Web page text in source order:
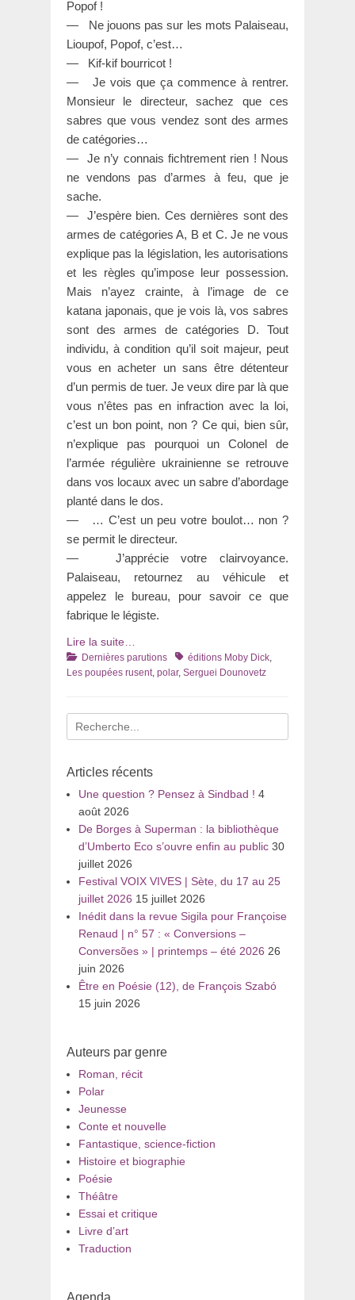
Popof !
— Ne jouons pas sur les mots Palaiseau,
Lioupof, Popof, c’est…
— Kif-kif bourricot !
— Je vois que ça commence à rentrer.
Monsieur le directeur, sachez que ces
sabres que vous vendez sont des armes
de catégories…
— Je n’y connais fichtrement rien ! Nous
ne vendons pas d’armes à feu, que je
sache.
— J’espère bien. Ces dernières sont des
armes de catégories A, B et C. Je ne vous
explique pas la législation, les autorisations
et les règles qu’impose leur possession.
Mais n’ayez crainte, à l’image de ce
katana japonais, que je vois là, vos sabres
sont des armes de catégories D. Tout
individu, à condition qu’il soit majeur, peut
vous en acheter un sans être détenteur
d’un permis de tuer. Je veux dire par là que
vous n’êtes pas en infraction avec la loi,
c’est un bon point, non ? Ce qui, bien sûr,
n’explique pas pourquoi un Colonel de
l’armée régulière ukrainienne se retrouve
dans vos locaux avec un sabre d’abordage
planté dans le dos.
— … C’est un peu votre boulot… non ?
se permit le directeur.
— J’apprécie votre clairvoyance.
Palaiseau, retournez au véhicule et
appelez le bureau, pour savoir ce que
fabrique le légiste.
Lire la suite…
Catégories
Dernières parutions Tagséditions Moby Dick,
Les poupées rusent, polar, Serguei Dounovetz
Recherche
pour
Articles récents
Une question ? Pensez à Sindbad ! 4
août 2026
De Borges à Superman : la bibliothèque
d’Umberto Eco s’ouvre enfin au public 30
juillet 2026
Festival VOIX VIVES | Sète, du 17 au 25
juillet 2026 15 juillet 2026
Inédit dans la revue Sigila pour Françoise
Renaud | n° 57 : « Conversions –
Conversões » | printemps – été 2026 26
juin 2026
Être en Poésie (12), de François Szabó
15 juin 2026
Auteurs par genre
Roman, récit
Polar
Jeunesse
Conte et nouvelle
Fantastique, science-fiction
Histoire et biographie
Poésie
Théâtre
Essai et critique
Livre d’art
Traduction